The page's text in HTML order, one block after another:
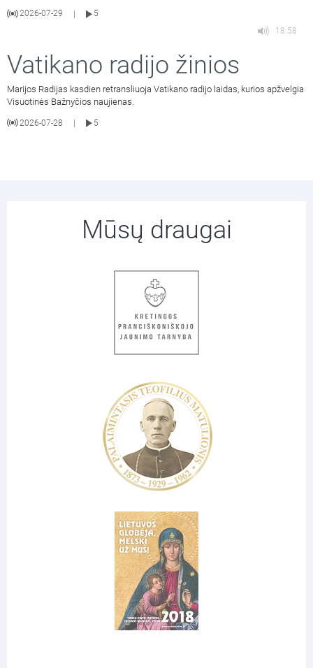
2026-07-29
5
18:58
Vatikano radijo žinios
Marijos Radijas kasdien retransliuoja Vatikano radijo laidas, kurios apžvelgia
Visuotinės Bažnyčios naujienas.
2026-07-28 5
Mūsų draugai